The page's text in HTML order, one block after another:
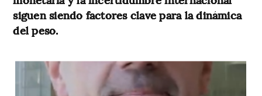
siguen siendo factores clave para la dinámica
del peso.